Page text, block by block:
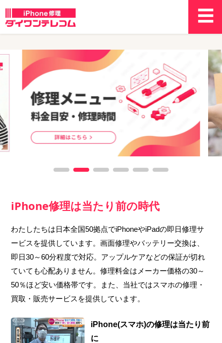
iPhone修理は当たり前の時代
わたしたちは日本全国50拠点でiPhoneやiPadの即日修理サ
ービスを提供しています。画面修理やバッテリー交換は、
即日30～60分程度で対応。アップルケアなどの保証が切れ
ていても心配ありません。修理料金はメーカー価格の30～
50％ほど安い価格帯です。また、当社ではスマホの修理・
買取・販売サービスを提供しています。
iPhone(スマホ)の修理は当たり前
に